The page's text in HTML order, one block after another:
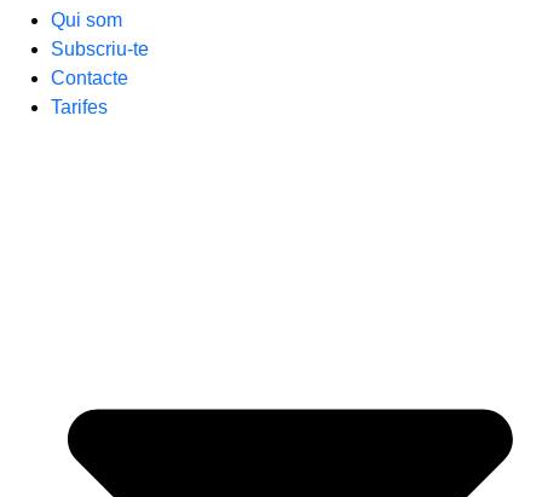
Qui som
Subscriu-te
Contacte
Tarifes